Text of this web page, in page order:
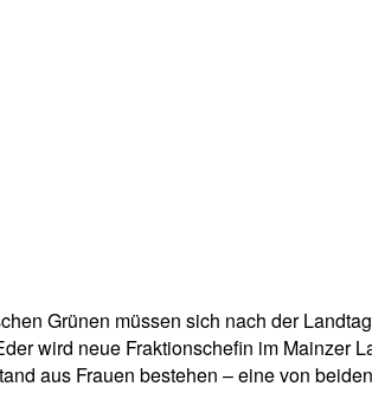
Grünen müssen sich nach der
wird neue Fraktionschefin im Mainzer
aus Frauen bestehen – eine von